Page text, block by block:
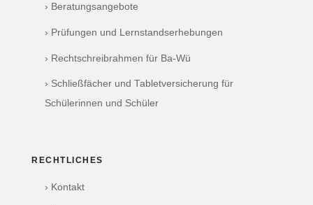
› Beratungsangebote
› Prüfungen und Lernstandserhebungen
› Rechtschreibrahmen für Ba-Wü
› Schließfächer und Tabletversicherung für
Schülerinnen und Schüler
RECHTLICHES
› Kontakt